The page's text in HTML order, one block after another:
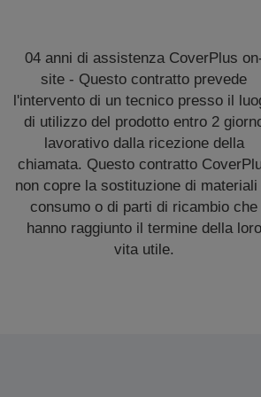
04 anni di assistenza CoverPlus
site - Questo contratto prevede
l'intervento di un tecnico presso il
di utilizzo del prodotto entro 2
lavorativo dalla ricezione della
chiamata. Questo contratto
non copre la sostituzione di materiali
consumo o di parti di ricambio che
hanno raggiunto il termine della loro
vita utile.